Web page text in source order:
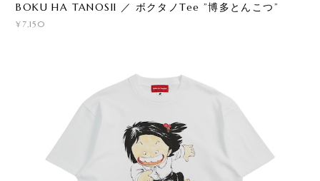
BOKU HA TANOSII ／ ボクタノTee ”博多とんこつ”
¥7,150